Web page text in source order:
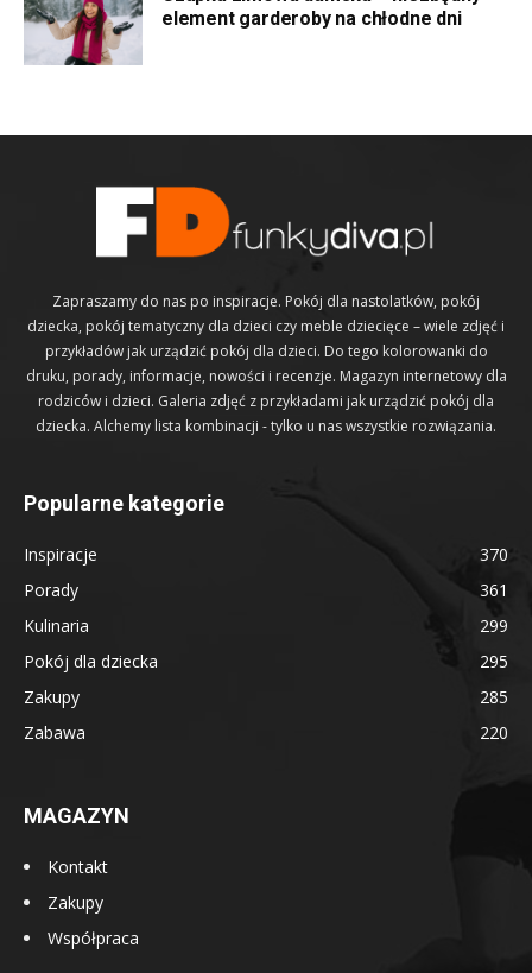
element garderoby na chłodne dni
Zapraszamy do nas po inspiracje. Pokój dla nastolatków, pokój
dziecka, pokój tematyczny dla dzieci czy meble dziecięce – wiele zdjęć i
przykładów jak urządzić pokój dla dzieci. Do tego kolorowanki do
druku, porady, informacje, nowości i recenzje. Magazyn internetowy dla
rodziców i dzieci. Galeria zdjęć z przykładami jak urządzić pokój dla
dziecka. Alchemy lista kombinacji - tylko u nas wszystkie rozwiązania.
Popularne kategorie
Inspiracje
370
Porady
361
Kulinaria
299
Pokój dla dziecka
295
Zakupy
285
Zabawa
220
MAGAZYN
Kontakt
Zakupy
Współpraca